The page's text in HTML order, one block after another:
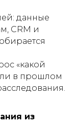
данные
CRM и
«какой
в прошлом
из